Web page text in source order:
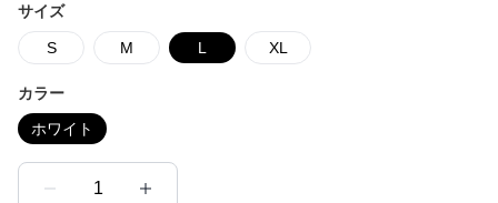
サイズ
S M L XL
カラー
ホワイト
1